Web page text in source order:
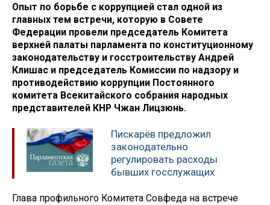
Опыт по борьбе с коррупцией стал одной из
главных тем встречи, которую в Совете
Федерации провели председатель Комитета
верхней палаты парламента по конституционному
законодательству и госстроительству Андрей
Клишас и председатель Комиссии по надзору и
противодействию коррупции Постоянного
комитета Всекитайского собрания народных
представителей КНР Чжан Лицзюнь.
Пискарёв предложил
законодательно
регулировать расходы
бывших госслужащих
Глава профильного Комитета Совфеда на встрече